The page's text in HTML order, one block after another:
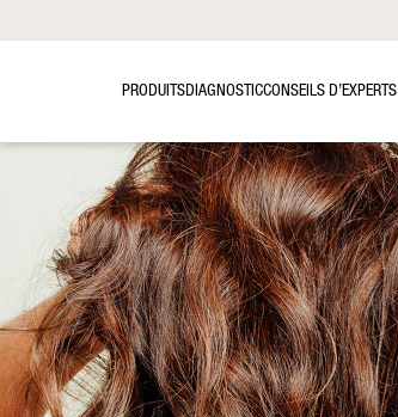
PRODUITSDIAGNOSTICCONSEILS D’EXPERTS